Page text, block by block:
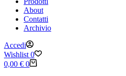
About
Contatti
Archivio
Accedi
Wishlist 0
Carrello
0,00 € 0